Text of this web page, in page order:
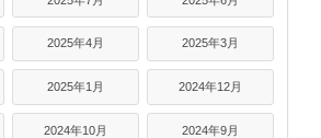
2025年4月 2025年3月
2025年1月 2024年12月
2024年10月 2024年9月